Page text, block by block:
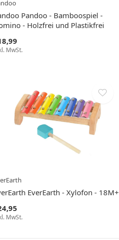
Pandoo - Bamboospiel -
- Holzfrei und Plastikfrei
MwSt.
EverEarth - Xylofon - 18M+
MwSt.